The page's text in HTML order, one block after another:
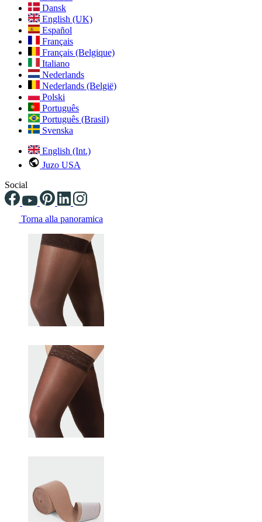
Dansk
English (UK)
Español
Français
Français (Belgique)
Italiano
Nederlands
Nederlands (België)
Polski
Português
Português (Brasil)
Svenska
English (Int.)
Juzo USA
Social
Torna alla panoramica